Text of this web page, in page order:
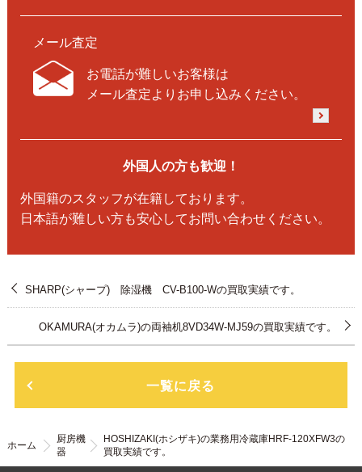
メール査定
お電話が難しいお客様は
メール査定よりお申し込みください。
外国人の方も歓迎！
外国籍のスタッフが在籍しております。
日本語が難しい方も安心してお問い合わせください。
SHARP(シャープ) 除湿機 CV-B100-Wの買取実績です。
OKAMURA(オカムラ)の両袖机8VD34W-MJ59の買取実績です。
一覧に戻る
ホーム
厨房機
器
HOSHIZAKI(ホシザキ)の業務用冷蔵庫HRF-120XFW3の
買取実績です。